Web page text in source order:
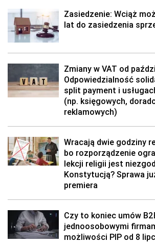
Zasiedzenie: Wciąż
lat do zasiedzenia
Zmiany w VAT od
Odpowiedzialność
split payment i
(np. księgowych,
reklamowych)
Wracają dwie godziny
bo rozporządzenie
lekcji religii jest
Konstytucją? Sprawa
premiera
Czy to koniec umów
jednoosobowymi
możliwości PIP od 8